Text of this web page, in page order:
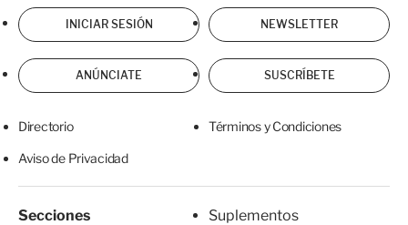
INICIAR SESIÓN NEWSLETTER
ANÚNCIATE SUSCRÍBETE
Directorio Términos y Condiciones
Aviso de Privacidad
Secciones
Suplementos